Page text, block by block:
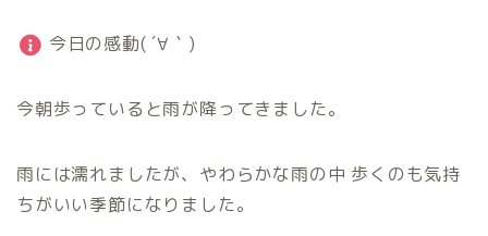
今日の感動( ´∀｀)
今朝歩っていると雨が降ってきました。
雨には濡れましたが、やわらかな雨の中 歩くのも気持
ちがいい季節になりました。